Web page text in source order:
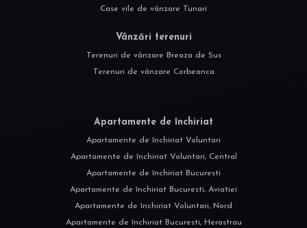
Case vile de vânzare Tunari
Vânzări terenuri
Terenuri de vânzare Breaza de Sus
Terenuri de vânzare Corbeanca
Apartamente de închiriat
Apartamente de închiriat Voluntari
Apartamente de închiriat Voluntari, Central
Apartamente de închiriat Bucuresti
Apartamente de închiriat Bucuresti, Aviatiei
Apartamente de închiriat Voluntari, Nord
Apartamente de închiriat Bucuresti, Herastrau